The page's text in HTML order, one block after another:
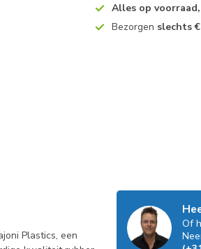
Alles op voorraad,
Bezorgen slechts
Plastics, een
Of